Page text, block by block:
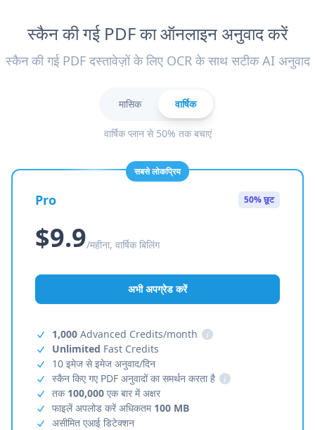
स्कैन की गई PDF का ऑनलाइन अनुवाद करें
स्कैन की गई PDF दस्तावेज़ों के लिए OCR के साथ सटीक AI अनुवाद
मासिक वार्षिक
वार्षिक प्लान से 50% तक बचाएं
सबसे लोकप्रिय
Pro 50% छूट
$9.9/महीना, वार्षिक बिलिंग
अभी अपग्रेड करें
1,000 Advanced Credits/month
i
Unlimited Fast Credits
10 इमेज से इमेज अनुवाद/दिन
स्कैन किए गए PDF अनुवादों का समर्थन करता है
i
तक 100,000 एक बार में अक्षर
फाइलें अपलोड करें अधिकतम 100 MB
असीमित एआई डिटेक्शन